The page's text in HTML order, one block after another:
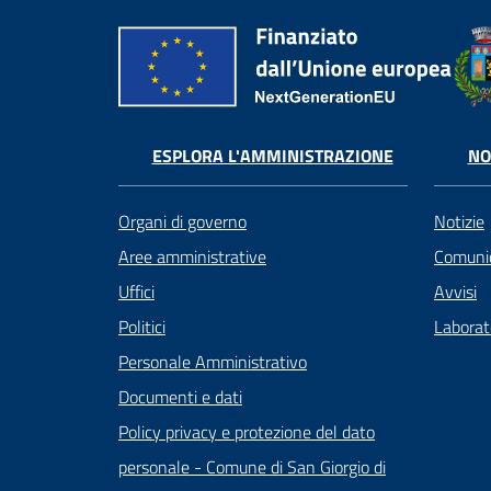
ESPLORA L'AMMINISTRAZIONE
Organi di governo
Aree amministrative
Uffici
Politici
Personale Amministrativo
Documenti e dati
Policy privacy e protezione del dato
personale - Comune di San Giorgio di
Notizie
Avvisi